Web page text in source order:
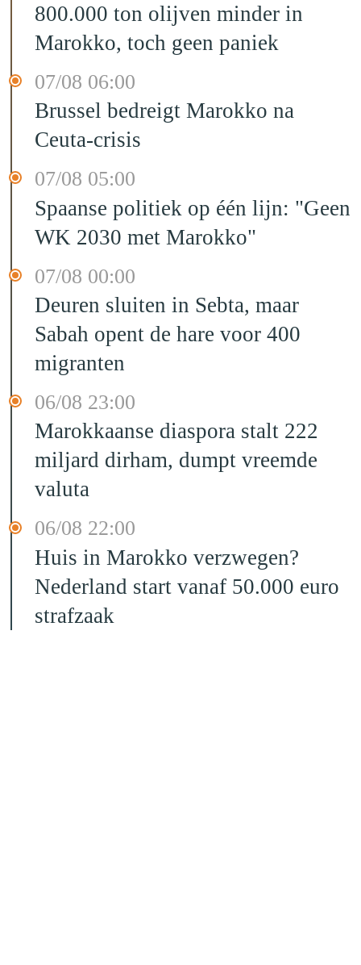
800.000 ton olijven minder in
Marokko, toch geen paniek
07/08 06:00
Brussel bedreigt Marokko na
Ceuta-crisis
07/08 05:00
Spaanse politiek op één lijn: "Geen
WK 2030 met Marokko"
07/08 00:00
Deuren sluiten in Sebta, maar
Sabah opent de hare voor 400
migranten
06/08 23:00
Marokkaanse diaspora stalt 222
miljard dirham, dumpt vreemde
valuta
06/08 22:00
Huis in Marokko verzwegen?
Nederland start vanaf 50.000 euro
strafzaak